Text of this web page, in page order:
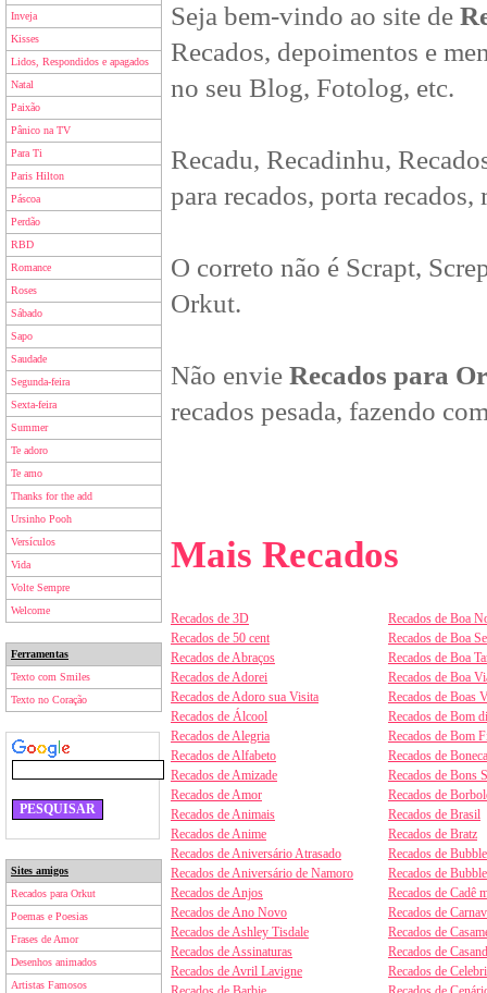
Inveja
Kisses
Lidos, Respondidos e apagados
Natal
Paixão
Pânico na TV
Para Ti
Paris Hilton
Páscoa
Perdão
RBD
Romance
Roses
Sábado
Sapo
Saudade
Segunda-feira
Sexta-feira
Summer
Te adoro
Te amo
Thanks for the add
Ursinho Pooh
Versículos
Vida
Volte Sempre
Welcome
Ferramentas
Texto com Smiles
Texto no Coração
Sites amigos
Recados para Orkut
Poemas e Poesias
Frases de Amor
Desenhos animados
Artistas Famosos
Seja bem-vindo ao site de
Recados, depoimentos e
no seu Blog, Fotolog, etc.
Recadu, Recadinhu,
para recados, porta
O correto não é Scrapt,
Orkut.
Não envie Recados para
recados pesada, fazendo
Mais Recados
Recados de 3D
Recados de 50 cent
Recados de Abraços
Recados de Adorei
Recados de Adoro sua Visita
Recados de Álcool
Recados de Alegria
Recados de Alfabeto
Recados de Amizade
Recados de Amor
Recados de Animais
Recados de Anime
Recados de Aniversário Atrasado
Recados de Aniversário de Namoro
Recados de Anjos
Recados de Ano Novo
Recados de Ashley Tisdale
Recados de Assinaturas
Recados de Avril Lavigne
Recados de Boa
Recados de Boa
Recados de Boa
Recados de Boa
Recados de Boas
Recados de Bom
Recados de Bom
Recados de
Recados de Bons
Recados de
Recados de Brasil
Recados de Bratz
Recados de
Recados de
Recados de Cadê
Recados de
Recados de
Recados de
Recados de